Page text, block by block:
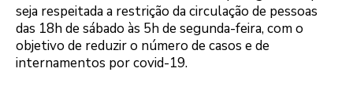
seja respeitada a restrição da circulação de pessoas
das 18h de sábado às 5h de segunda-feira, com o
objetivo de reduzir o número de casos e de
internamentos por covid-19.